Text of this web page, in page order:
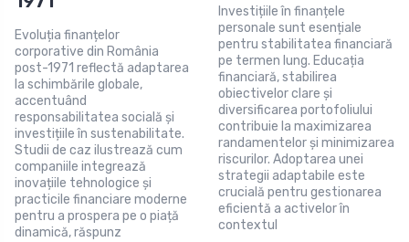
Evoluția finanțelor
corporative din România
post-1971 reflectă adaptarea
la schimbările globale,
accentuând
responsabilitatea socială și
investițiile în sustenabilitate.
Studii de caz ilustrează cum
companiile integrează
inovațiile tehnologice și
practicile financiare moderne
pentru a prospera pe o piață
dinamică, răspunz
Investițiile în finanțele
personale sunt esențiale
pentru stabilitatea financiară
pe termen lung. Educația
financiară, stabilirea
obiectivelor clare și
diversificarea portofoliului
contribuie la maximizarea
randamentelor și minimizarea
riscurilor. Adoptarea unei
strategii adaptabile este
crucială pentru gestionarea
eficientă a activelor în
contextul